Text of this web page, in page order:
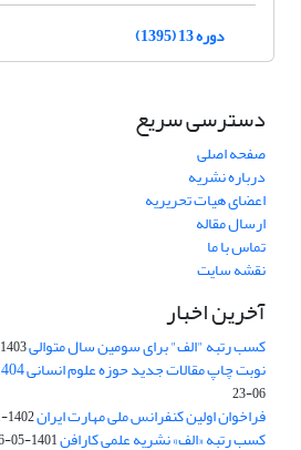
دوره 13 (1395)
دسترسی سریع
صفحه اصلی
درباره نشریه
اعضای هیات تحریریه
ارسال مقاله
تماس با ما
نقشه سایت
آخرین اخبار
کسب رتبه "الف" برای سومین سال متوالی1403-02-01
نوبت چاپ مقالات جدید حوزه علوم انسانی 1404و به بعد خواهد بود
06-23
فراخوان اولین کنفرانس ملی مهارت ایران1402-01-28
کسب رتبه «الف» نشریه علمی کارافن1401-05-06